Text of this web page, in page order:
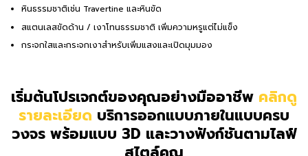
หินธรรมชาติเช่น Travertine และหินขัด
สแตนเลสขัดด้าน / เงาโทนธรรมชาติ เพิ่มความหรูแต่ไม่แข็ง
กระจกใสและกระจกเงาสำหรับเพิ่มแสงและเปิดมุมมอง
เริ่มต้นโปรเจกต์ของคุณอย่างมืออาชีพ คลิกดู
รายละเอียด บริการออกแบบภายในแบบครบ
วงจร พร้อมแบบ 3D และวางฟังก์ชันตามไลฟ์